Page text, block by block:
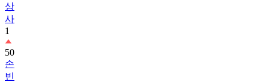
상
사
1
50
손
빈